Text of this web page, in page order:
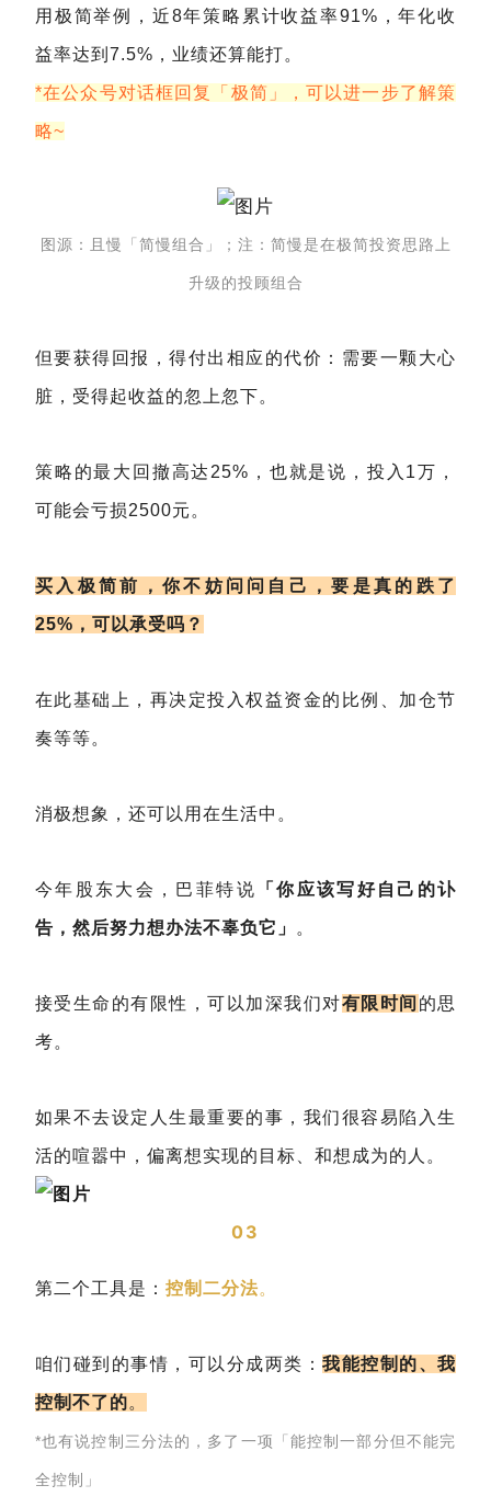
用极简举例，近8年策略累计收益率91%，年化收
益率达到7.5%，业绩还算能打。
*在公众号对话框回复「极简」，可以进一步了解策
略~
图源：且慢「简慢组合」；注：简慢是在极简投资思路上
升级的投顾组合
但要获得回报，得付出相应的代价：需要一颗大心
脏，受得起收益的忽上忽下。
策略的最大回撤高达25%，也就是说，投入1万，
可能会亏损2500元。
买入极简前，你不妨问问自己，要是真的跌了
25%，可以承受吗？
在此基础上，再决定投入权益资金的比例、加仓节
奏等等。
消极想象，还可以用在生活中。
今年股东大会，巴菲特说 「你应该写好自己的讣
告，然后努力想办法不辜负它」 。
接受生命的有限性，可以加深我们对有限时间 的思
考。
如果不去设定人生最重要的事，我们很容易陷入生
活的喧嚣中，偏离想实现的目标、和想成为的人。
03
第二个工具是： 控制二分法。
咱们碰到的事情，可以分成两类：我能控制的、我
控制不了的。
*也有说控制三分法的，多了一项「能控制一部分但不能完
全控制」